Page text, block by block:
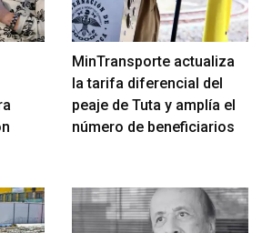
MinTransporte actualiza
la tarifa diferencial del
peaje de Tuta y amplía el
número de beneficiarios